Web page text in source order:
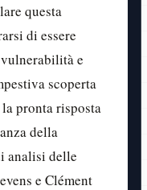
questa
di essere
e
scoperta
pronta risposta
della
analisi delle
e Clément